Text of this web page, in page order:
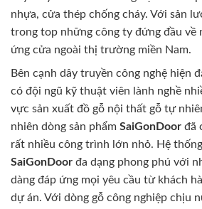
nhựa, cửa thép chống cháy. Với sản
trong top những công ty đứng đầu về
ứng cửa ngoài thị trường miền Nam.
Bên cạnh dây truyền công nghệ hiện
có đội ngũ kỹ thuật viên lành nghề
vực sản xuất đồ gỗ nội thất gỗ tự
nhiên dòng sản phẩm SaiGonDoor đã
rất nhiều công trình lớn nhỏ. Hệ
SaiGonDoor đa dạng phong phú với
dàng đáp ứng mọi yêu cầu từ khách
dự án. Với dòng gỗ công nghiệp chịu